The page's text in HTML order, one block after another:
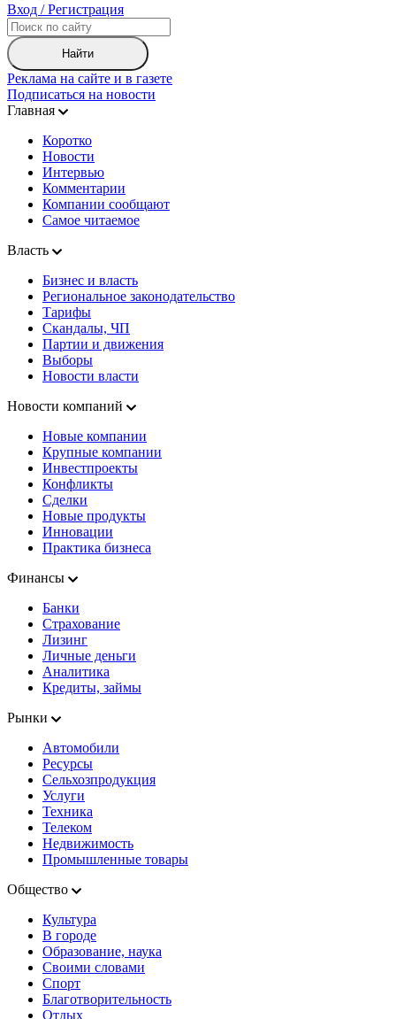
Вход / Регистрация
Найти
Реклама на сайте и в газете
Подписаться на новости
Главная
Коротко
Новости
Интервью
Комментарии
Компании сообщают
Самое читаемое
Власть
Бизнес и власть
Региональное законодательство
Тарифы
Скандалы, ЧП
Партии и движения
Выборы
Новости власти
Новости компаний
Новые компании
Крупные компании
Инвестпроекты
Конфликты
Сделки
Новые продукты
Инновации
Практика бизнеса
Финансы
Банки
Страхование
Лизинг
Личные деньги
Аналитика
Кредиты, займы
Рынки
Автомобили
Ресурсы
Сельхозпродукция
Услуги
Техника
Телеком
Недвижимость
Промышленные товары
Общество
Культура
В городе
Образование, наука
Своими словами
Спорт
Благотворительность
Отдых